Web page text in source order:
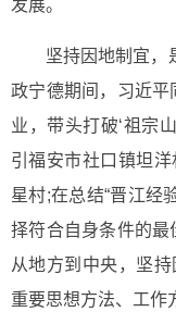
发展。
坚持因地制宜，
政宁德期间，习近平
业，带头打破‘祖宗
引福安市社口镇坦
星村;在总结“晋江经
择符合自身条件的最
从地方到中央，坚
重要思想方法、工作